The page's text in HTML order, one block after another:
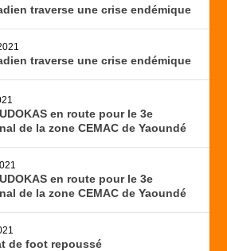
traverse une crise endémique
traverse une crise endémique
en route pour le 3e
de la zone CEMAC de Yaoundé
en route pour le 3e
de la zone CEMAC de Yaoundé
de foot repoussé